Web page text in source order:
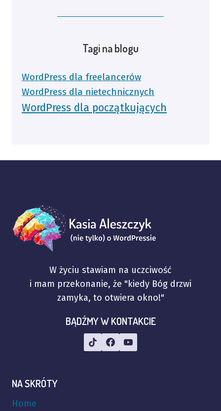
Tagi na blogu
WordPress dla freelancerów
WordPress dla nietechnicznych
WordPress dla początkujących
W życiu stawiam na uczciwość
i mam przekonanie, że "kiedy Bóg drzwi
zamyka, to otwiera okno!"
BĄDŹMY W KONTAKCIE
NA SKRÓTY
Home